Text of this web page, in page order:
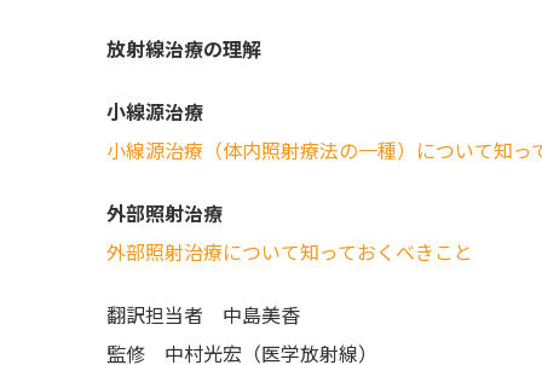
放射線治療の理解
小線源治療
小線源治療（体内照射療法の一種）について知っ
外部照射治療
外部照射治療について知っておくべきこと
翻訳担当者 中島美香
監修 中村光宏（医学放射線）